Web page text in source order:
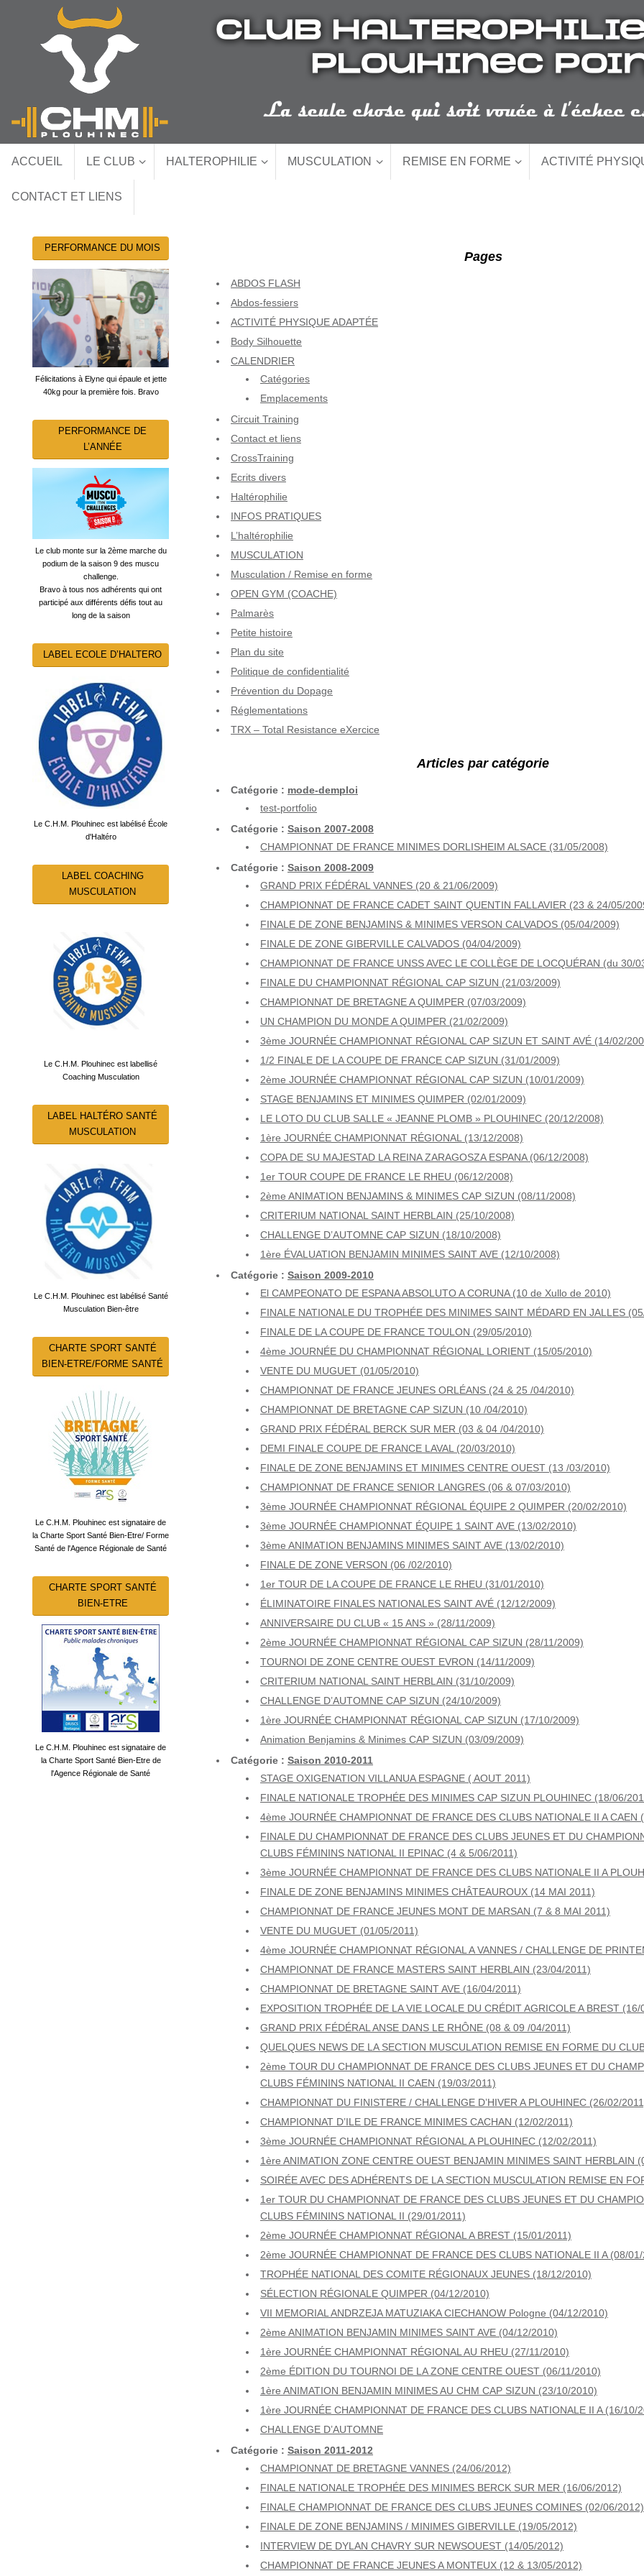
ACCUEIL LE CLUB HALTEROPHILIE MUSCULATION REMISE EN FORME ACTIVITÉ
CONTACT ET LIENS
Pages
ABDOS FLASH
Abdos-fessiers
ACTIVITÉ PHYSIQUE ADAPTÉE
Body Silhouette
CALENDRIER
Catégories
Emplacements
Circuit Training
Contact et liens
CrossTraining
Ecrits divers
Haltérophilie
INFOS PRATIQUES
L’haltérophilie
MUSCULATION
Musculation / Remise en forme
OPEN GYM (COACHE)
Palmarès
Petite histoire
Plan du site
Politique de confidentialité
Prévention du Dopage
Réglementations
TRX – Total Resistance eXercice
Articles par catégorie
Catégorie : mode-demploi
test-portfolio
Catégorie : Saison 2007-2008
CHAMPIONNAT DE FRANCE MINIMES DORLISHEIM ALSACE (31/05/2008)
Catégorie : Saison 2008-2009
GRAND PRIX FÉDÉRAL VANNES (20 & 21/06/2009)
CHAMPIONNAT DE FRANCE CADET SAINT QUENTIN FALLAVIER (23 & 24/05/
FINALE DE ZONE BENJAMINS & MINIMES VERSON CALVADOS (05/04/2009)
FINALE DE ZONE GIBERVILLE CALVADOS (04/04/2009)
CHAMPIONNAT DE FRANCE UNSS AVEC LE COLLÈGE DE LOCQUÉRAN (du 30/
FINALE DU CHAMPIONNAT RÉGIONAL CAP SIZUN (21/03/2009)
CHAMPIONNAT DE BRETAGNE A QUIMPER (07/03/2009)
UN CHAMPION DU MONDE A QUIMPER (21/02/2009)
3ème JOURNÉE CHAMPIONNAT RÉGIONAL CAP SIZUN ET SAINT AVÉ (14/02/
1/2 FINALE DE LA COUPE DE FRANCE CAP SIZUN (31/01/2009)
2ème JOURNÉE CHAMPIONNAT RÉGIONAL CAP SIZUN (10/01/2009)
STAGE BENJAMINS ET MINIMES QUIMPER (02/01/2009)
LE LOTO DU CLUB SALLE « JEANNE PLOMB » PLOUHINEC (20/12/2008)
1ère JOURNÉE CHAMPIONNAT RÉGIONAL (13/12/2008)
COPA DE SU MAJESTAD LA REINA ZARAGOSZA ESPANA (06/12/2008)
1er TOUR COUPE DE FRANCE LE RHEU (06/12/2008)
2ème ANIMATION BENJAMINS & MINIMES CAP SIZUN (08/11/2008)
CRITERIUM NATIONAL SAINT HERBLAIN (25/10/2008)
CHALLENGE D’AUTOMNE CAP SIZUN (18/10/2008)
1ère ÉVALUATION BENJAMIN MINIMES SAINT AVE (12/10/2008)
Catégorie : Saison 2009-2010
El CAMPEONATO DE ESPANA ABSOLUTO A CORUNA (10 de Xullo de 2010)
FINALE NATIONALE DU TROPHÉE DES MINIMES SAINT MÉDARD EN JALLES
FINALE DE LA COUPE DE FRANCE TOULON (29/05/2010)
4ème JOURNÉE DU CHAMPIONNAT RÉGIONAL LORIENT (15/05/2010)
VENTE DU MUGUET (01/05/2010)
CHAMPIONNAT DE FRANCE JEUNES ORLÉANS (24 & 25 /04/2010)
CHAMPIONNAT DE BRETAGNE CAP SIZUN (10 /04/2010)
GRAND PRIX FÉDÉRAL BERCK SUR MER (03 & 04 /04/2010)
DEMI FINALE COUPE DE FRANCE LAVAL (20/03/2010)
FINALE DE ZONE BENJAMINS ET MINIMES CENTRE OUEST (13 /03/2010)
CHAMPIONNAT DE FRANCE SENIOR LANGRES (06 & 07/03/2010)
3ème JOURNÉE CHAMPIONNAT RÉGIONAL ÉQUIPE 2 QUIMPER (20/02/2010)
3ème JOURNÉE CHAMPIONNAT ÉQUIPE 1 SAINT AVE (13/02/2010)
3ème ANIMATION BENJAMINS MINIMES SAINT AVE (13/02/2010)
FINALE DE ZONE VERSON (06 /02/2010)
1er TOUR DE LA COUPE DE FRANCE LE RHEU (31/01/2010)
ÉLIMINATOIRE FINALES NATIONALES SAINT AVÉ (12/12/2009)
ANNIVERSAIRE DU CLUB « 15 ANS » (28/11/2009)
2ème JOURNÉE CHAMPIONNAT RÉGIONAL CAP SIZUN (28/11/2009)
TOURNOI DE ZONE CENTRE OUEST EVRON (14/11/2009)
CRITERIUM NATIONAL SAINT HERBLAIN (31/10/2009)
CHALLENGE D’AUTOMNE CAP SIZUN (24/10/2009)
1ère JOURNÉE CHAMPIONNAT RÉGIONAL CAP SIZUN (17/10/2009)
Animation Benjamins & Minimes CAP SIZUN (03/09/2009)
Catégorie : Saison 2010-2011
STAGE OXIGENATION VILLANUA ESPAGNE ( AOUT 2011)
FINALE NATIONALE TROPHÉE DES MINIMES CAP SIZUN PLOUHINEC (18/06/
4ème JOURNÉE CHAMPIONNAT DE FRANCE DES CLUBS NATIONALE II A CAEN
FINALE DU CHAMPIONNAT DE FRANCE DES CLUBS JEUNES ET DU
CLUBS FÉMININS NATIONAL II EPINAC (4 & 5/06/2011)
3ème JOURNÉE CHAMPIONNAT DE FRANCE DES CLUBS NATIONALE II A
FINALE DE ZONE BENJAMINS MINIMES CHÂTEAUROUX (14 MAI 2011)
CHAMPIONNAT DE FRANCE JEUNES MONT DE MARSAN (7 & 8 MAI 2011)
VENTE DU MUGUET (01/05/2011)
4ème JOURNÉE CHAMPIONNAT RÉGIONAL A VANNES / CHALLENGE DE
CHAMPIONNAT DE FRANCE MASTERS SAINT HERBLAIN (23/04/2011)
CHAMPIONNAT DE BRETAGNE SAINT AVE (16/04/2011)
EXPOSITION TROPHÉE DE LA VIE LOCALE DU CRÉDIT AGRICOLE A BREST (16/
GRAND PRIX FÉDÉRAL ANSE DANS LE RHÔNE (08 & 09 /04/2011)
QUELQUES NEWS DE LA SECTION MUSCULATION REMISE EN FORME DU
2ème TOUR DU CHAMPIONNAT DE FRANCE DES CLUBS JEUNES ET DU
CLUBS FÉMININS NATIONAL II CAEN (19/03/2011)
CHAMPIONNAT DU FINISTERE / CHALLENGE D’HIVER A PLOUHINEC (26/02/
CHAMPIONNAT D’ILE DE FRANCE MINIMES CACHAN (12/02/2011)
3ème JOURNÉE CHAMPIONNAT RÉGIONAL A PLOUHINEC (12/02/2011)
1ère ANIMATION ZONE CENTRE OUEST BENJAMIN MINIMES SAINT HERBLAIN
SOIRÉE AVEC DES ADHÉRENTS DE LA SECTION MUSCULATION REMISE EN
1er TOUR DU CHAMPIONNAT DE FRANCE DES CLUBS JEUNES ET DU
CLUBS FÉMININS NATIONAL II (29/01/2011)
2ème JOURNÉE CHAMPIONNAT RÉGIONAL A BREST (15/01/2011)
2ème JOURNÉE CHAMPIONNAT DE FRANCE DES CLUBS NATIONALE II A (08/
TROPHÉE NATIONAL DES COMITE RÉGIONAUX JEUNES (18/12/2010)
SÉLECTION RÉGIONALE QUIMPER (04/12/2010)
VII MEMORIAL ANDRZEJA MATUZIAKA CIECHANOW Pologne (04/12/2010)
2ème ANIMATION BENJAMIN MINIMES SAINT AVE (04/12/2010)
1ère JOURNÉE CHAMPIONNAT RÉGIONAL AU RHEU (27/11/2010)
2ème ÉDITION DU TOURNOI DE LA ZONE CENTRE OUEST (06/11/2010)
1ère ANIMATION BENJAMIN MINIMES AU CHM CAP SIZUN (23/10/2010)
1ère JOURNÉE CHAMPIONNAT DE FRANCE DES CLUBS NATIONALE II A (16/10/
CHALLENGE D’AUTOMNE
Catégorie : Saison 2011-2012
CHAMPIONNAT DE BRETAGNE VANNES (24/06/2012)
FINALE NATIONALE TROPHÉE DES MINIMES BERCK SUR MER (16/06/2012)
FINALE CHAMPIONNAT DE FRANCE DES CLUBS JEUNES COMINES (02/06/2012)
FINALE DE ZONE BENJAMINS / MINIMES GIBERVILLE (19/05/2012)
INTERVIEW DE DYLAN CHAVRY SUR NEWSOUEST (14/05/2012)
CHAMPIONNAT DE FRANCE JEUNES A MONTEUX (12 & 13/05/2012)
PERFORMANCE DU MOIS
Félicitations à Elyne qui épaule et jette
40kg pour la première fois. Bravo
PERFORMANCE DE
L’ANNÉE
Le club monte sur la 2ème marche du
podium de la saison 9 des muscu
challenge.
Bravo à tous nos adhérents qui ont
participé aux différents défis tout au
long de la saison
LABEL ECOLE D’HALTERO
Le C.H.M. Plouhinec est labélisé École
d'Haltéro
LABEL COACHING
MUSCULATION
Le C.H.M. Plouhinec est labellisé
Coaching Musculation
LABEL HALTÉRO SANTÉ
MUSCULATION
Le C.H.M. Plouhinec est labélisé Santé
Musculation Bien-être
CHARTE SPORT SANTÉ
BIEN-ETRE/FORME SANTÉ
Le C.H.M. Plouhinec est signataire de
la Charte Sport Santé Bien-Etre/ Forme
Santé de l'Agence Régionale de Santé
CHARTE SPORT SANTÉ
BIEN-ETRE
Le C.H.M. Plouhinec est signataire de
la Charte Sport Santé Bien-Etre de
l'Agence Régionale de Santé